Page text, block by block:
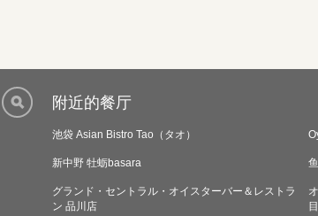
附近的餐厅
池袋 Asian Bistro Tao（タオ）
新中野 牡蛎basara
グランド・セントラル・オイスターバー＆レストラ
ン 品川店